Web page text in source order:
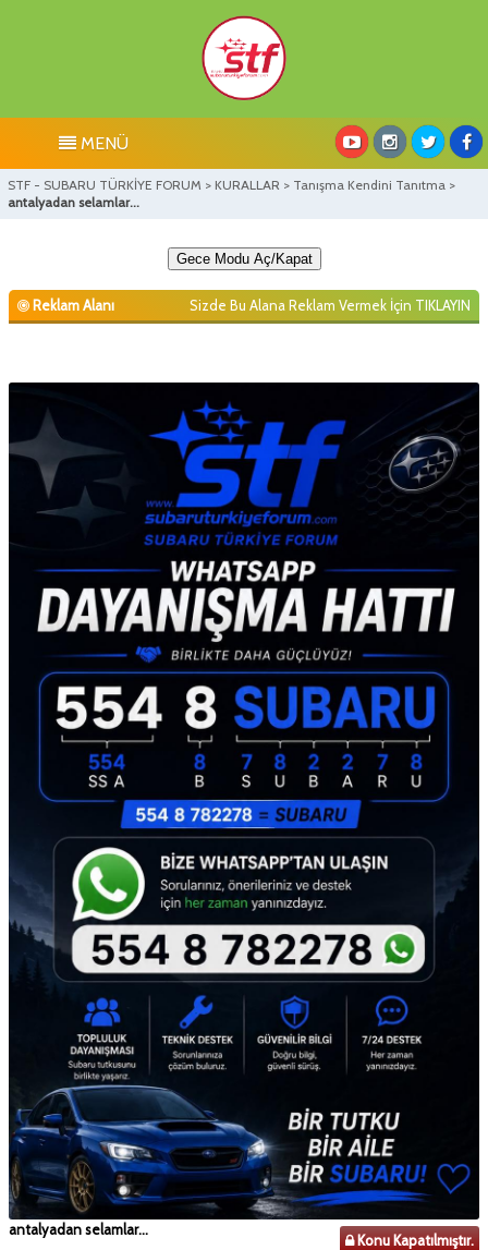
MENÜ
STF - SUBARU TÜRKİYE FORUM > KURALLAR > Tanışma Kendini Tanıtma >
antalyadan selamlar...
Gece Modu Aç/Kapat
Reklam Alanı Sizde Bu Alana Reklam Vermek İçin TIKLAYIN
antalyadan selamlar...
Konu Kapatılmıştır.